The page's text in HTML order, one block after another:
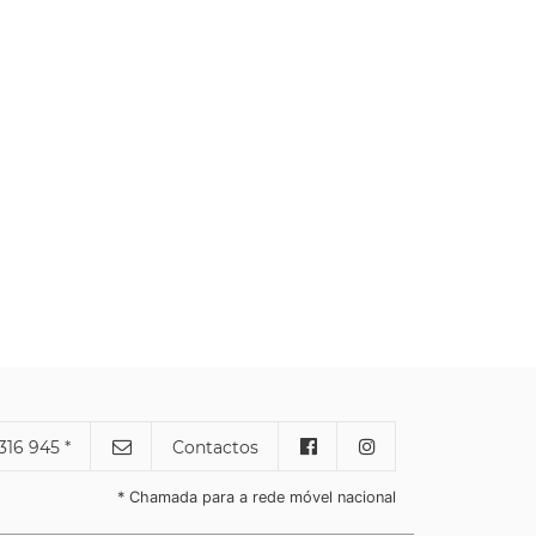
945 * Contactos
* Chamada para a rede móvel nacional